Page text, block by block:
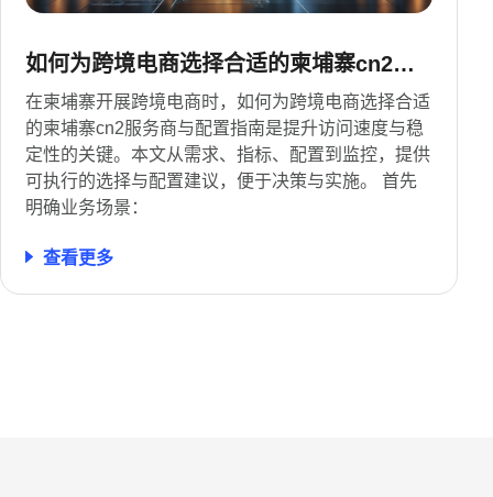
如何为跨境电商选择合适的柬埔寨cn2服
务商与配置指南
在柬埔寨开展跨境电商时，如何为跨境电商选择合适
的柬埔寨cn2服务商与配置指南是提升访问速度与稳
定性的关键。本文从需求、指标、配置到监控，提供
可执行的选择与配置建议，便于决策与实施。 首先
明确业务场景：
查看更多